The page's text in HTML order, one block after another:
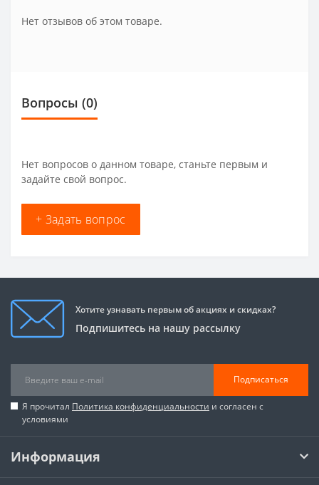
Нет отзывов об этом товаре.
Вопросы (0)
Нет вопросов о данном товаре, станьте первым и
задайте свой вопрос.
+ Задать вопрос
Хотите узнавать первым об акциях и скидках?
Подпишитесь на нашу рассылку
Подписаться
Я прочитал Политика конфиденциальности и согласен с
условиями
Информация